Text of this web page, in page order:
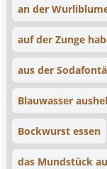
an der
auf der Zunge
aus der
Blauwasser
Bockwurst essen
das Mundstück